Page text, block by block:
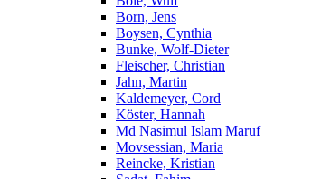
Born, Jens
Boysen, Cynthia
Bunke, Wolf-Dieter
Fleischer, Christian
Jahn, Martin
Kaldemeyer, Cord
Köster, Hannah
Md Nasimul Islam Maruf
Movsessian, Maria
Reincke, Kristian